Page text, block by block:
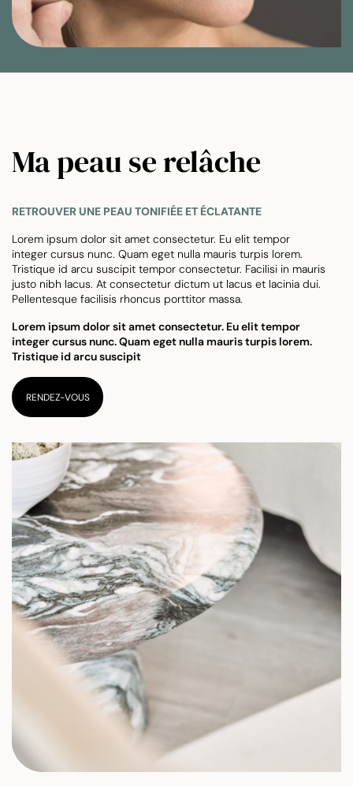
Ma peau se relâche
RETROUVER UNE PEAU TONIFIÉE ET ÉCLATANTE
Lorem ipsum dolor sit amet consectetur. Eu elit tempor
integer cursus nunc. Quam eget nulla mauris turpis lorem.
Tristique id arcu suscipit tempor consectetur. Facilisi in mauris
justo nibh lacus. At consectetur dictum ut lacus et lacinia dui.
Pellentesque facilisis rhoncus porttitor massa.
Lorem ipsum dolor sit amet consectetur. Eu elit tempor
integer cursus nunc. Quam eget nulla mauris turpis lorem.
Tristique id arcu suscipit
RENDEZ-VOUS